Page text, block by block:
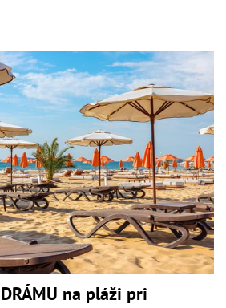
na pláži pri